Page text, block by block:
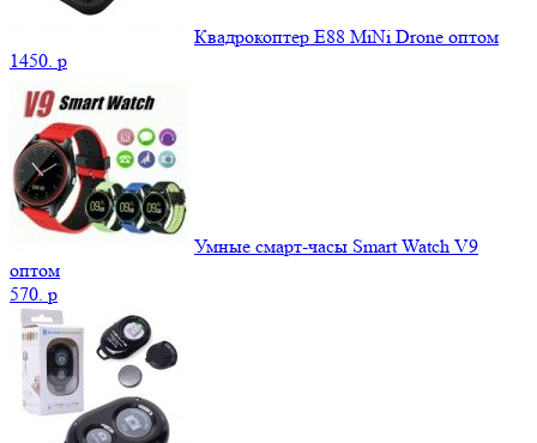
Квадрокоптер E88 MiNi Drone оптом
1450. p
Умные смарт-часы Smart Watch V9
оптом
570. p